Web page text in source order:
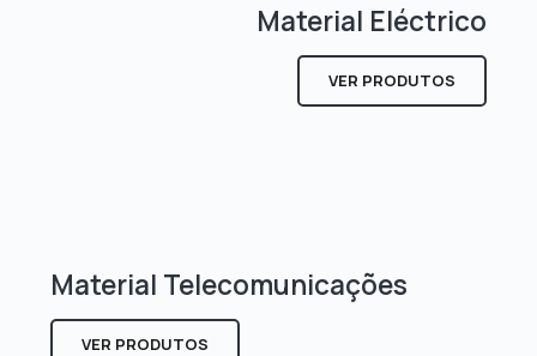
Material Eléctrico
VER PRODUTOS
Material Telecomunicações
VER PRODUTOS